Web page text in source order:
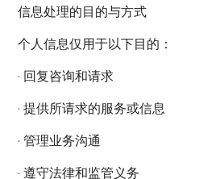
信息处理的目的与方式
个人信息仅用于以下目的：
· 回复咨询和请求
· 提供所请求的服务或信息
· 管理业务沟通
· 遵守法律和监管义务